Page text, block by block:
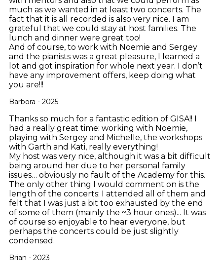
much as we wanted in at least two concerts. The
fact that it is all recorded is also very nice. I am
grateful that we could stay at host families. The
lunch and dinner were great too!
And of course, to work with Noemie and Sergey
and the pianists was a great pleasure, I learned a
lot and got inspiration for whole next year. I don’t
have any improvement offers, keep doing what
you are!!!
Barbora - 2025
Thanks so much for a fantastic edition of GISA!! I
had a really great time: working with Noemie,
playing with Sergey and Michelle, the workshops
with Garth and Kati, really everything!
My host was very nice, although it was a bit difficult
being around her due to her personal family
issues… obviously no fault of the Academy for this.
The only other thing I would comment on is the
length of the concerts: I attended all of them and
felt that I was just a bit too exhausted by the end
of some of them (mainly the ~3 hour ones)... It was
of course so enjoyable to hear everyone, but
perhaps the concerts could be just slightly
condensed.
Brian - 2023